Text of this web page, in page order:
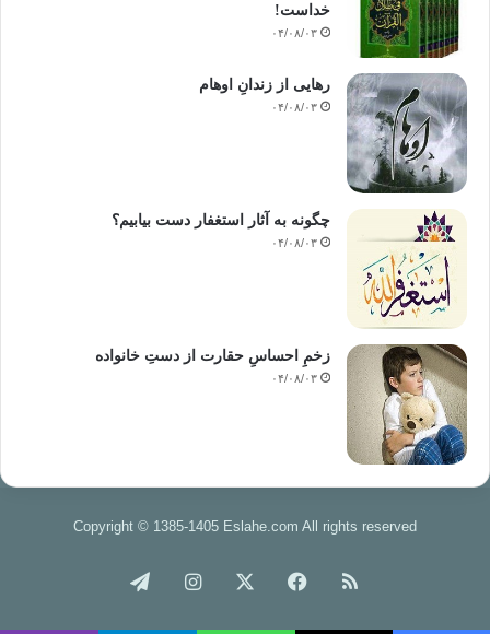
خداست‌!
۰۴/۰۸/۰۳
رهایی از زندانِ اوهام
۰۴/۰۸/۰۳
چگونه به آثار استغفار دست بیابیم؟
۰۴/۰۸/۰۳
زخمِ احساسِ حقارت از دستِ خانواده
۰۴/۰۸/۰۳
Copyright © 1385-1405 Eslahe.com All rights reserved
خوراک فیس اینستاگرام